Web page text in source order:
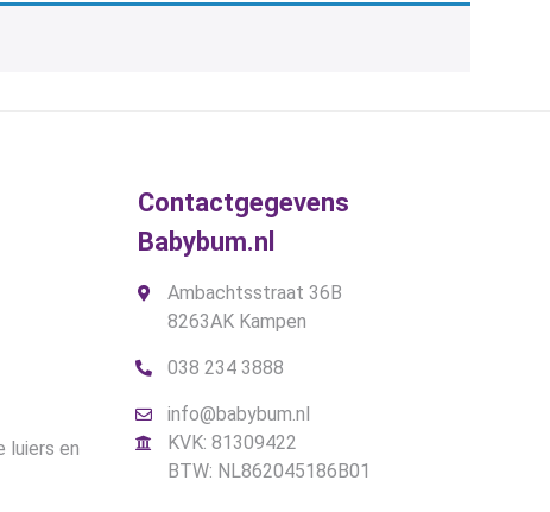
luiers en
Contactgegevens
Babybum.nl
Ambachtsstraat 36B
8263AK Kampen
038 234 3888
info@babybum.nl
KVK: 81309422
BTW: NL862045186B01